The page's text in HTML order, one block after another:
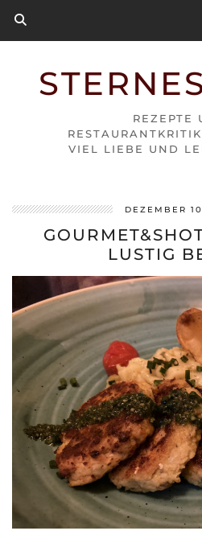
REZEPTE
VIEL LIEBE UND
DEZEMBER
LUSTIG